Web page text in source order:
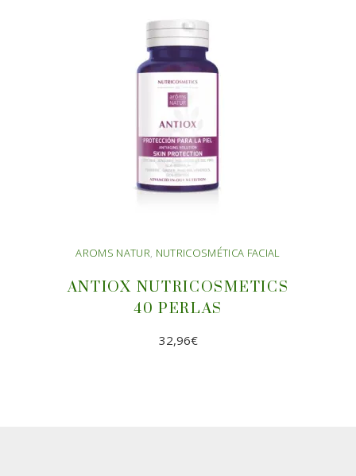
AROMS NATUR, NUTRICOSMÉTICA FACIAL
ANTIOX NUTRICOSMETICS
40 PERLAS
32,96€